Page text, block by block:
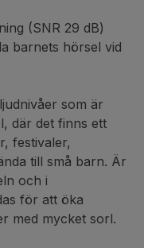
(SNR 29 dB)
barnets hörsel vid
som är
där det finns ett
festivaler,
till små barn. Är
och i
för att öka
med mycket sorl.